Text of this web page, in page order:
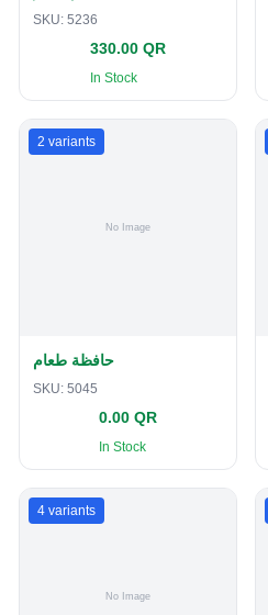
SKU: 5236
330.00 QR
In Stock
2 variants
حافظة طعام
SKU: 5045
0.00 QR
In Stock
4 variants